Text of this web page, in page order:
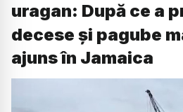
uragan: După ce a
decese și pagube
ajuns în Jamaica